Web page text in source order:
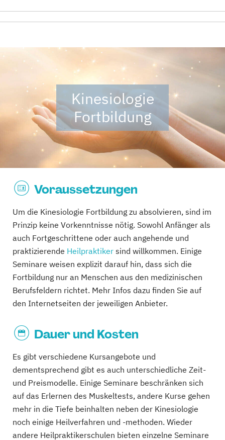
Kinesiologie
Fortbildung
Voraussetzungen
Um die Kinesiologie Fortbildung zu absolvieren, sind im
Prinzip keine Vorkenntnisse nötig. Sowohl Anfänger als
auch Fortgeschrittene oder auch angehende und
praktizierende Heilpraktiker sind willkommen. Einige
Seminare weisen explizit darauf hin, dass sich die
Fortbildung nur an Menschen aus den medizinischen
Berufsfeldern richtet. Mehr Infos dazu finden Sie auf
den Internetseiten der jeweiligen Anbieter.
Dauer und Kosten
Es gibt verschiedene Kursangebote und
dementsprechend gibt es auch unterschiedliche Zeit-
und Preismodelle. Einige Seminare beschränken sich
auf das Erlernen des Muskeltests, andere Kurse gehen
mehr in die Tiefe beinhalten neben der Kinesiologie
noch einige Heilverfahren und -methoden. Wieder
andere Heilpraktikerschulen bieten einzelne Seminare